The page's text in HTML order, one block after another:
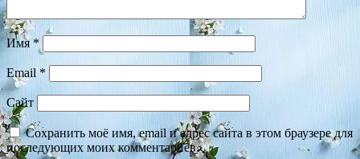
Имя *
Email *
Сайт
Сохранить моё имя, email и адрес сайта в этом браузере для
последующих моих комментариев.